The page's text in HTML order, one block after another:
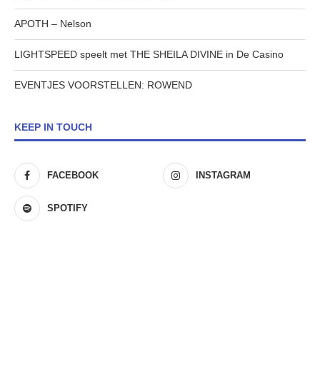
APOTH – Nelson
LIGHTSPEED speelt met THE SHEILA DIVINE in De Casino
EVENTJES VOORSTELLEN: ROWEND
KEEP IN TOUCH
FACEBOOK INSTAGRAM
SPOTIFY